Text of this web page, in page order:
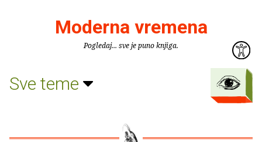
Moderna vremena
Pogledaj... sve je puno knjiga.
Sve teme